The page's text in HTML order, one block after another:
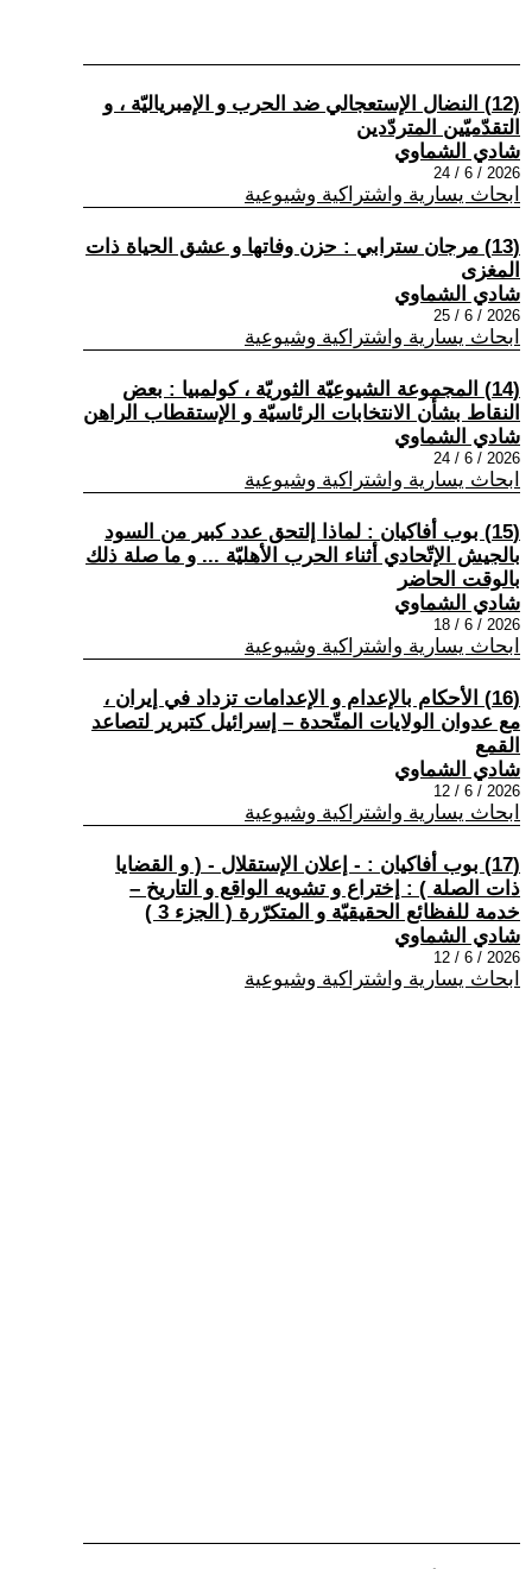
(12) النضال الإستعجالي ضد الحرب و الإمبرياليّة ، و
التقدّميّين المتردّدين
شادي الشماوي
2026 / 6 / 24
ابحاث يسارية واشتراكية وشيوعية
(13) مرجان سترابي : حزن وفاتها و عشق الحياة ذات
المغزى
شادي الشماوي
2026 / 6 / 25
ابحاث يسارية واشتراكية وشيوعية
(14) المجموعة الشيوعيّة الثوريّة ، كولمبيا : بعض
النقاط بشأن الانتخابات الرئاسيّة و الإستقطاب الراهن
شادي الشماوي
2026 / 6 / 24
ابحاث يسارية واشتراكية وشيوعية
(15) بوب أفاكيان : لماذا إلتحق عدد كبير من السود
بالجيش الإتّحادي أثناء الحرب الأهليّة ... و ما صلة ذلك
بالوقت الحاضر
شادي الشماوي
2026 / 6 / 18
ابحاث يسارية واشتراكية وشيوعية
(16) الأحكام بالإعدام و الإعدامات تزداد في إيران ،
مع عدوان الولايات المتّحدة – إسرائيل كتبرير لتصاعد
القمع
شادي الشماوي
2026 / 6 / 12
ابحاث يسارية واشتراكية وشيوعية
(17) بوب أفاكيان : - إعلان الإستقلال - ( و القضايا
ذات الصلة ) : إختراع و تشويه الواقع و التاريخ –
خدمة للفظائع الحقيقيّة و المتكرّرة ( الجزء 3 )
شادي الشماوي
2026 / 6 / 12
ابحاث يسارية واشتراكية وشيوعية